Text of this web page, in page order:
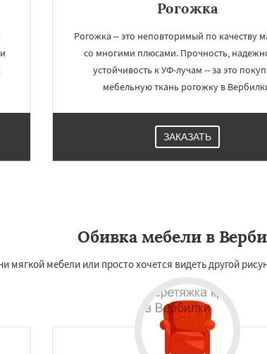
Рогожка
Рогожка – это неповторимый по качеству
со многими плюсами. Прочность,
устойчивость к УФ-лучам -- за это
мебельную ткань рогожку в
ЗАКАЗАТЬ
Обивка мебели в
мягкой мебели или просто хочется видеть другой